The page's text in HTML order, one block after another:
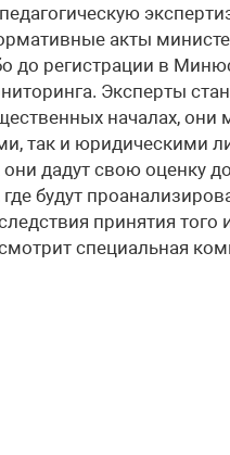
акты
до регистрации в
Эксперты
началах, они
так и юридическими
они дадут свою оценку
будут
принятия того
специальная